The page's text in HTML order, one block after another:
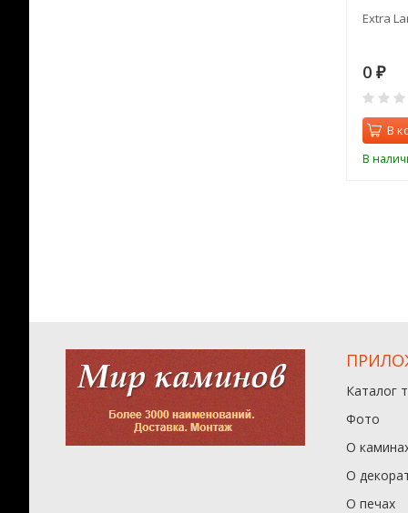
Extra
0 ₽
В
В
Каталог
Фото
О
О
О печах